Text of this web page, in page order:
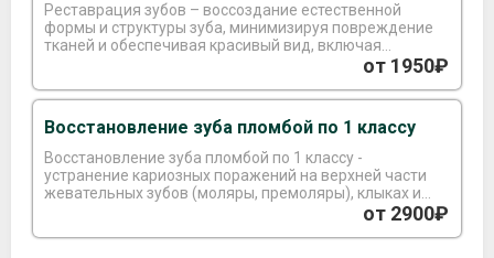
Реставрация зубов – воссоздание естественной
формы и структуры зуба, минимизируя повреждение
тканей и обеспечивая красивый вид, включая
от 1950₽
Восстановление зуба пломбой по 1 классу
Восстановление зуба пломбой по 1 классу -
устранение кариозных поражений на верхней части
жевательных зубов (моляры, премоляры), клыках и
от 2900₽